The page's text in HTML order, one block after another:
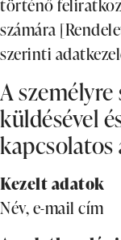
történő
számára
szerinti
A
küldésével
kapcsolatos
Kezelt adatok
Név, e-mail cím